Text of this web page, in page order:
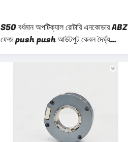
S50 বর্ধমান অপটিক্যাল রোটারি এনকোডার ABZ
ফেজ push push আউটপুট কেবল দৈর্ঘ্য
1000 মিমি